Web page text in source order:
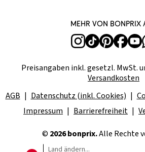
Mehr von bonprix
Preisangaben inkl. gesetzl. MwSt.
Versandkosten
AGB
Datenschutz (inkl. Cookies)
Impressum
Barrierefreiheit
© 2026 bonprix.Alle Rechte
Land ändern...